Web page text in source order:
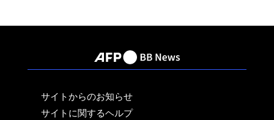
サイトからのお知らせ
サイトに関するヘルプ